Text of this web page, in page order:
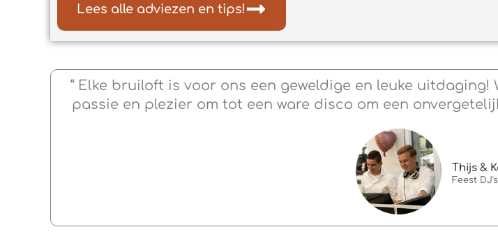
Lees alle adviezen en tips!
“ Elke bruiloft is voor ons een geweldige en leuke
passie en plezier om tot een ware disco om een
Thijs &
Feest